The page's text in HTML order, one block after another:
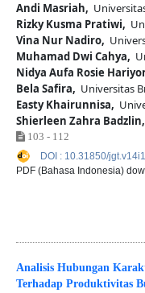
Andi Masriah,
Rizky Kusma Pratiwi,
Vina Nur Nadiro,
Muhamad Dwi Cahya,
Nidya Aufa Rosie
Bela Safira, Universitas
Easty Khairunnisa,
Shierleen Zahra Badzlin,
103 - 112
DOI : 10.31850/
PDF (Bahasa Indonesia)
Analisis Hubungan
Terhadap Produktivitas